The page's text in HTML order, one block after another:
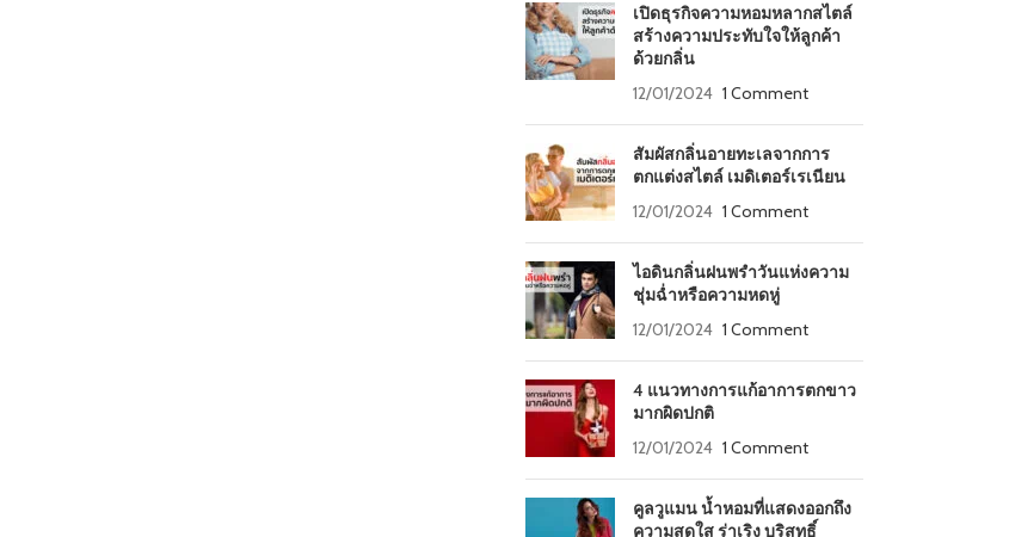
เปิดธุรกิจความหอมหลากสไตล์
สร้างความประทับใจให้ลูกค้า
ด้วยกลิ่น
12/01/2024 1 Comment
สัมผัสกลิ่นอายทะเลจากการ
ตกแต่งสไตล์ เมดิเตอร์เรเนียน
12/01/2024 1 Comment
ไอดินกลิ่นฝนพรำวันแห่งความ
ชุ่มฉ่ำหรือความหดหู่
12/01/2024 1 Comment
4 แนวทางการแก้อาการตกขาว
มากผิดปกติ
12/01/2024 1 Comment
คูลวูแมน น้ำหอมที่แสดงออกถึง
ความสดใส ร่าเริง บริสุทธิ์